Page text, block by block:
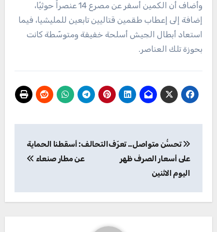
وأضاف أن الكمين أسفر عن مصرع 14 عنصراً حوثيًا،
إضافة إلى إعطاب طقمين قتاليين تابعين للمليشيا، فيما
استعاد أبطال الجيش أسلحة خفيفة ومتوسّطة كانت
بحوزة تلك العناصر.
المقالات
تحسُّن متواصل.. تعرّف
على أسعار الصرف ظهر
اليوم الاثنين
التحالف: أسقطنا الحماية
عن مطار صنعاء